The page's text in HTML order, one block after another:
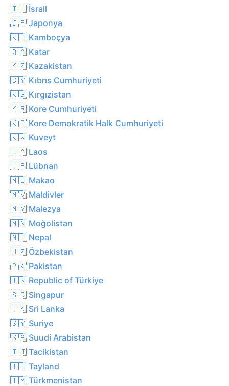
🇮🇱 İsrail
🇯🇵 Japonya
🇰🇭 Kamboçya
🇶🇦 Katar
🇰🇿 Kazakistan
🇨🇾 Kıbrıs Cumhuriyeti
🇰🇬 Kırgızistan
🇰🇷 Kore Cumhuriyeti
🇰🇵 Kore Demokratik Halk Cumhuriyeti
🇰🇼 Kuveyt
🇱🇦 Laos
🇱🇧 Lübnan
🇲🇴 Makao
🇲🇻 Maldivler
🇲🇾 Malezya
🇲🇳 Moğolistan
🇳🇵 Nepal
🇺🇿 Özbekistan
🇵🇰 Pakistan
🇹🇷 Republic of Türkiye
🇸🇬 Singapur
🇱🇰 Sri Lanka
🇸🇾 Suriye
🇸🇦 Suudi Arabistan
🇹🇯 Tacikistan
🇹🇭 Tayland
🇹🇲 Türkmenistan